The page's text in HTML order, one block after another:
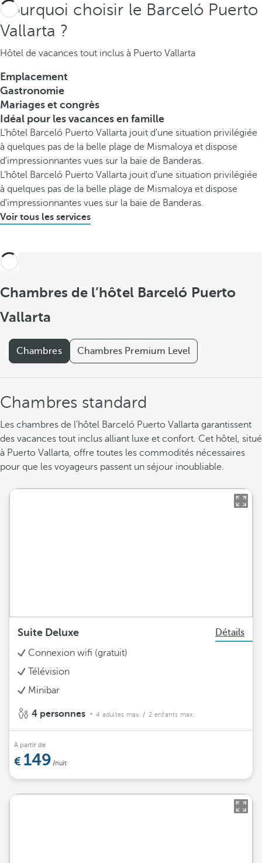
Pourquoi choisir le Barceló Puerto
Vallarta ?
Hôtel de vacances tout inclus à Puerto Vallarta
Emplacement
Gastronomie
Mariages et congrès
Idéal pour les vacances en famille
L'hôtel Barceló Puerto Vallarta jouit d'une situation privilégiée
à quelques pas de la belle plage de Mismaloya et dispose
d'impressionnantes vues sur la baie de Banderas.
L'hôtel Barceló Puerto Vallarta jouit d'une situation privilégiée
à quelques pas de la belle plage de Mismaloya et dispose
d'impressionnantes vues sur la baie de Banderas.
Voir tous les services
Chambres de l’hôtel Barceló Puerto
Vallarta
Chambres Chambres Premium Level
Chambres standard
Les chambres de l'hôtel Barceló Puerto Vallarta garantissent
des vacances tout inclus alliant luxe et confort. Cet hôtel, situé
à Puerto Vallarta, offre toutes les commodités nécessaires
pour que les voyageurs passent un séjour inoubliable.
Suite Deluxe
Détails
Connexion wifi (gratuit)
Télévision
Minibar
4 personnes 4 adultes max. / 2 enfants max.
À partir de
149 /nuit